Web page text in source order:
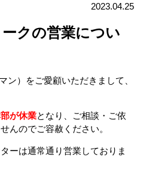
2023.04.25
ークの営業につい
ン）をご愛顧いただきまして、
が休業となり、ご相談・ご依
んのでご容赦ください。
ーは通常通り営業しておりま